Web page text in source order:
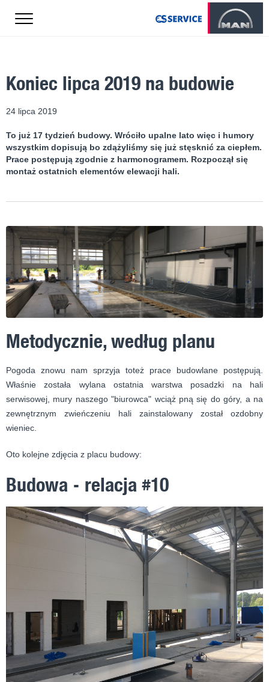
Koniec lipca 2019 na budowie
24 lipca 2019
To już 17 tydzień budowy. Wróciło upalne lato więc i humory
wszystkim dopisują bo zdążyliśmy się już stęsknić za ciepłem.
Prace postępują zgodnie z harmonogramem. Rozpoczął się
montaż ostatnich elementów elewacji hali.
Metodycznie, według planu
Pogoda znowu nam sprzyja toteż prace budowlane postępują.
Właśnie została wylana ostatnia warstwa posadzki na hali
serwisowej, mury naszego "biurowca" wciąż pną się do góry, a na
zewnętrznym zwieńczeniu hali zainstalowany został ozdobny
wieniec.
Oto kolejne zdjęcia z placu budowy:
Budowa - relacja #10